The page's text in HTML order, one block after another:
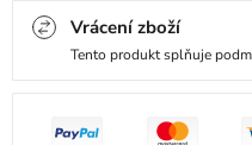
Vrácení zboží
Tento produkt splňuje